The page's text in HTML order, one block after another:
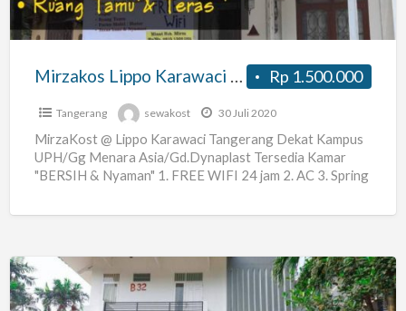
Kampus
UPH,
Perkantoran
Menara
Matahari
Rp 1.500.000
Mirzakos Lippo Karawaci Tangerang Dekat Kampus UPH, Kawasan Perkantoran Menara Matahari
Tangerang sewakost 30 Juli 2020
MirzaKost @ Lippo Karawaci Tangerang Dekat Kampus
UPH/Gg Menara Asia/Gd.Dynaplast Tersedia Kamar
"BERSIH & Nyaman" 1. FREE WIFI 24 jam 2. AC 3. Spring
KoolKost